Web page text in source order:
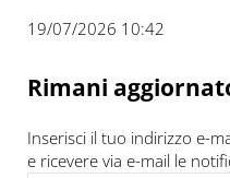
19/07/2026 10:42
Rimani
Inserisci il tuo indirizzo e-
e ricevere via e-mail le